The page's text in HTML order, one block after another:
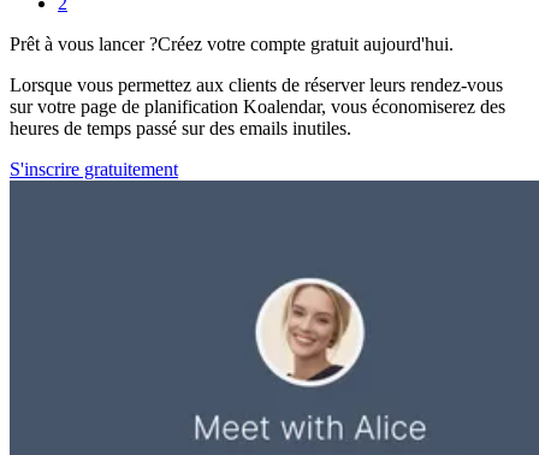
Prêt à vous lancer ?Créez votre compte gratuit aujourd'hui.
Lorsque vous permettez aux clients de réserver leurs rendez-vous
sur votre page de planification Koalendar, vous économiserez des
heures de temps passé sur des emails inutiles.
S'inscrire gratuitement